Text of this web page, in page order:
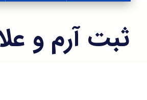
ثبت آرم و